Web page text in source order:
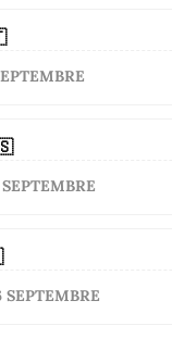
SEPTEMBRE